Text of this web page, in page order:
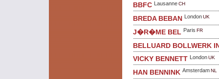
BBFC LausanneCH
BREDA BEBAN LondonUK
J�R�ME BEL Paris FR
BELLUARD BOLLWERK
VICKY BENNETT LondonUK
HAN BENNINK Amsterdam NL